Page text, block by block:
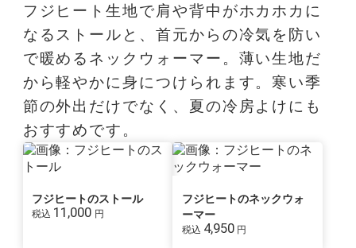
フジヒート生地で肩や背中がホカホカに
なるストールと、首元からの冷気を防い
で暖めるネックウォーマー。薄い生地だ
から軽やかに身につけられます。寒い季
節の外出だけでなく、夏の冷房よけにも
おすすめです。
フジヒートのストール
税込 11,000 円
フジヒートのネックウォ
ーマー
税込 4,950 円